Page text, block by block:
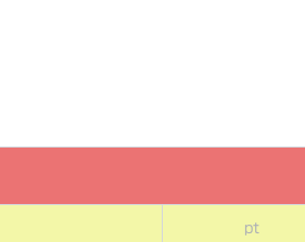
pt